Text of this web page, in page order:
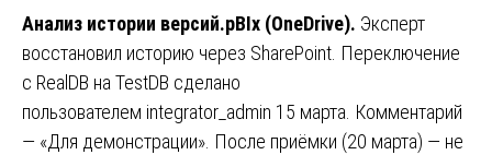
Анализ истории версий.pBIx (OneDrive). Эксперт
восстановил историю через SharePoint. Переключение
с RealDB на TestDB сделано
пользователем integrator_admin 15 марта. Комментарий
— «Для демонстрации». После приёмки (20 марта) — не